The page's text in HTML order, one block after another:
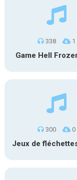
338 1
Game Hell
300 0